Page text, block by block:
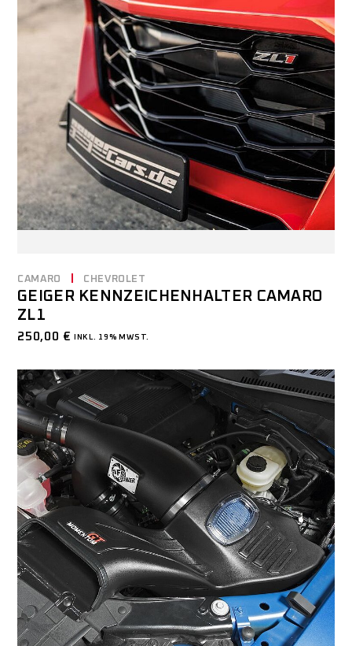
CAMARO CHEVROLET
GEIGER KENNZEICHENHALTER CAMARO
ZL1
250,00 € INKL. 19% MWST.